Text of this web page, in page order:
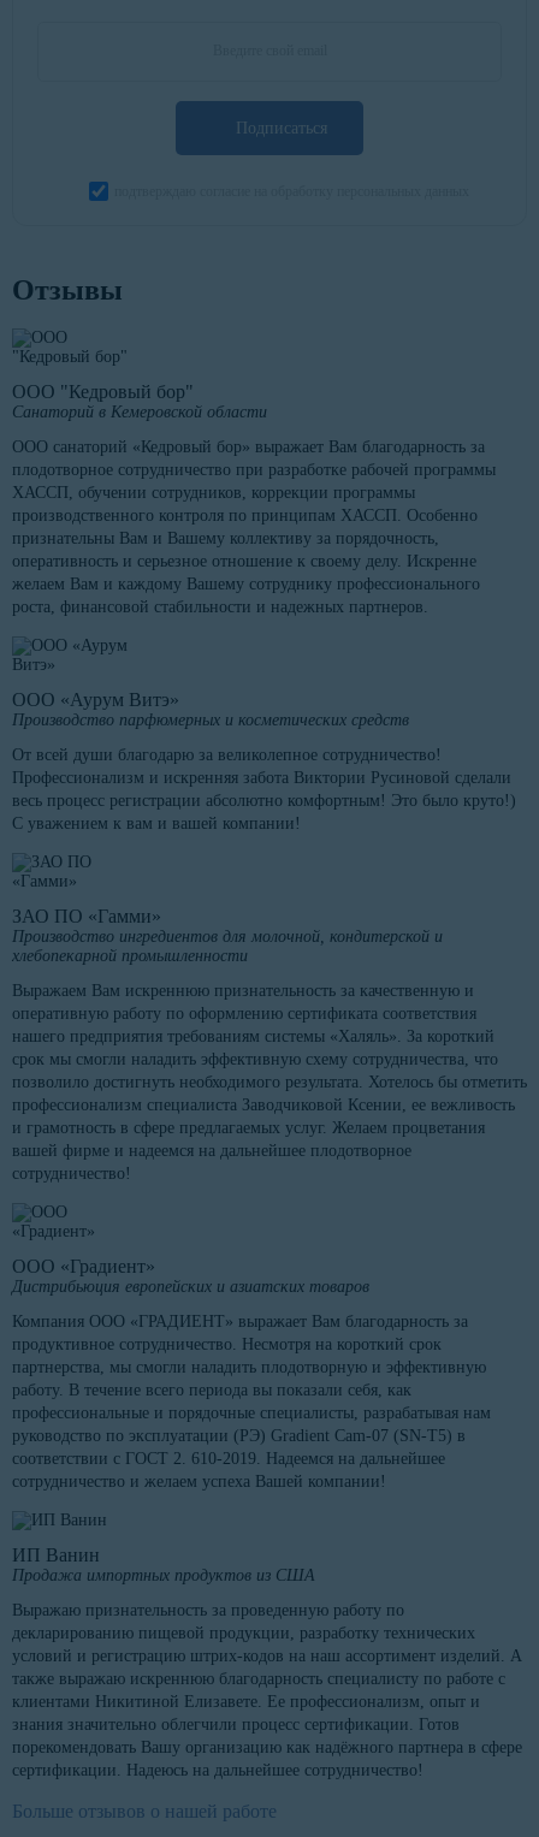
Подписаться
Отзывы
ООО "Кедровый бор"
Санаторий в Кемеровской области
ООО санаторий «Кедровый бор» выражает Вам благодарность за
плодотворное сотрудничество при разработке рабочей программы
ХАССП, обучении сотрудников, коррекции программы
производственного контроля по принципам ХАССП. Особенно
признательны Вам и Вашему коллективу за порядочность,
оперативность и серьезное отношение к своему делу. Искренне
желаем Вам и каждому Вашему сотруднику профессионального
роста, финансовой стабильности и надежных партнеров.
ООО «Аурум Витэ»
Производство парфюмерных и косметических средств
От всей души благодарю за великолепное сотрудничество!
Профессионализм и искренняя забота Виктории Русиновой сделали
весь процесс регистрации абсолютно комфортным! Это было круто!)
С уважением к вам и вашей компании!
ЗАО ПО «Гамми»
Производство ингредиентов для молочной, кондитерской и
хлебопекарной промышленности
Выражаем Вам искреннюю признательность за качественную и
оперативную работу по оформлению сертификата соответствия
нашего предприятия требованиям системы «Халяль». За короткий
срок мы смогли наладить эффективную схему сотрудничества, что
позволило достигнуть необходимого результата. Хотелось бы отметить
профессионализм специалиста Заводчиковой Ксении, ее вежливость
и грамотность в сфере предлагаемых услуг. Желаем процветания
вашей фирме и надеемся на дальнейшее плодотворное
сотрудничество!
ООО «Градиент»
Дистрибьюция европейских и азиатских товаров
Компания ООО «ГРАДИЕНТ» выражает Вам благодарность за
продуктивное сотрудничество. Несмотря на короткий срок
партнерства, мы смогли наладить плодотворную и эффективную
работу. В течение всего периода вы показали себя, как
профессиональные и порядочные специалисты, разрабатывая нам
руководство по эксплуатации (РЭ) Gradient Cam-07 (SN-T5) в
соответствии с ГОСТ 2. 610-2019. Надеемся на дальнейшее
сотрудничество и желаем успеха Вашей компании!
ИП Ванин
Продажа импортных продуктов из США
Выражаю признательность за проведенную работу по
декларированию пищевой продукции, разработку технических
условий и регистрацию штрих-кодов на наш ассортимент изделий. А
также выражаю искреннюю благодарность специалисту по работе с
клиентами Никитиной Елизавете. Ее профессионализм, опыт и
знания значительно облегчили процесс сертификации. Готов
порекомендовать Вашу организацию как надёжного партнера в сфере
сертификации. Надеюсь на дальнейшее сотрудничество!
Больше отзывов о нашей работе